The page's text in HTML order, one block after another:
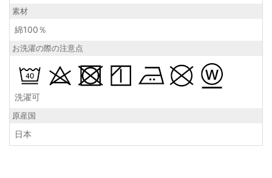
素材
綿100％
お洗濯の際の注意点
洗濯可
原産国
日本